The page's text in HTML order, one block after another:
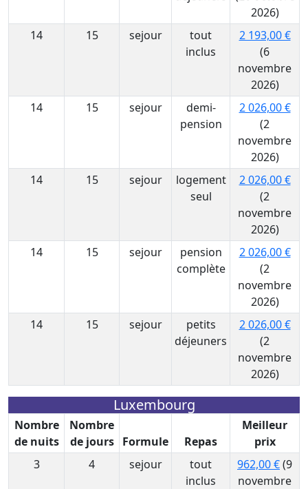
2026)
14
15 sejour
tout
inclus
2 193,00 €
(6
novembre
2026)
14
15 sejour
demi-
pension
2 026,00 €
(2
novembre
2026)
14
15 sejour
logement
seul
2 026,00 €
(2
novembre
2026)
14
15 sejour
pension
complète
2 026,00 €
(2
novembre
2026)
14
15 sejour
petits
déjeuners
2 026,00 €
(2
novembre
2026)
Luxembourg
Nombre
de nuits
Nombre
de jours
Formule Repas
Meilleur
prix
3
4 sejour
tout
inclus
962,00 €(9
novembre